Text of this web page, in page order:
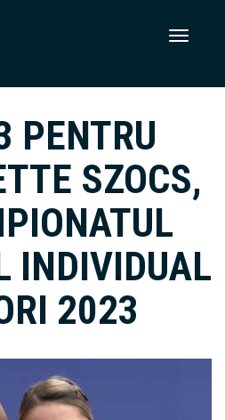
PENTRU
SZOCS,
INDIVIDUAL
2023